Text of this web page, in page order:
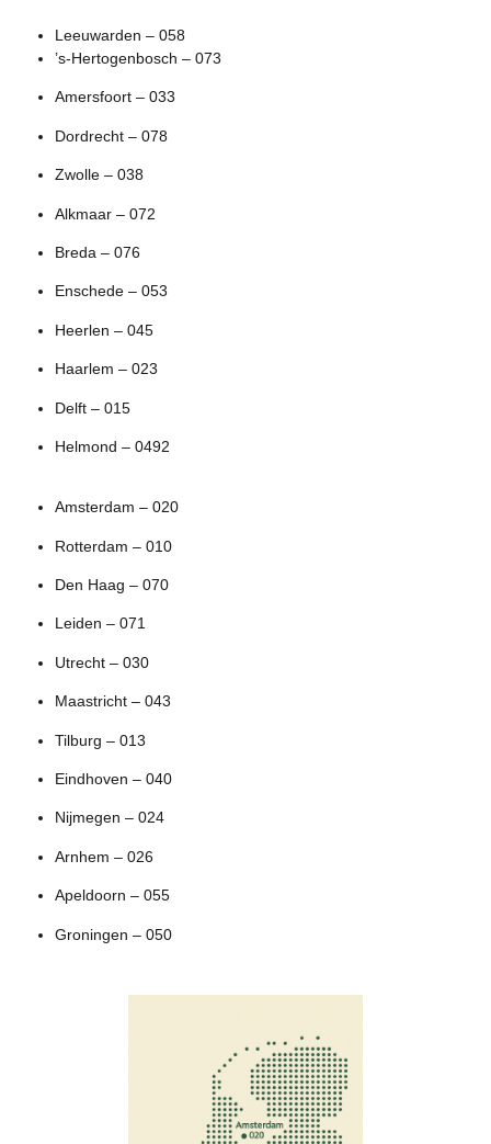
Leeuwarden – 058
’s-Hertogenbosch – 073
Amersfoort – 033
Dordrecht – 078
Zwolle – 038
Alkmaar – 072
Breda – 076
Enschede – 053
Heerlen – 045
Haarlem – 023
Delft – 015
Helmond – 0492
Amsterdam – 020
Rotterdam – 010
Den Haag – 070
Leiden – 071
Utrecht – 030
Maastricht – 043
Tilburg – 013
Eindhoven – 040
Nijmegen – 024
Arnhem – 026
Apeldoorn – 055
Groningen – 050